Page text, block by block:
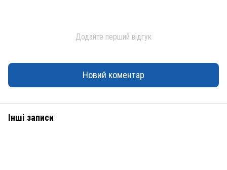
Додайте перший відгук
Новий коментар
Інші записи